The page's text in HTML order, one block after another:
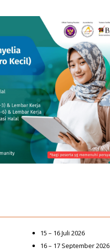
15 – 16 Juli 2026
16 – 17 September 2026